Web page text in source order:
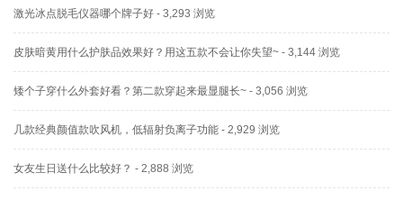
激光冰点脱毛仪器哪个牌子好 - 3,293 浏览
皮肤暗黄用什么护肤品效果好？用这五款不会让你失望~ - 3,144 浏览
矮个子穿什么外套好看？第二款穿起来最显腿长~ - 3,056 浏览
几款经典颜值款吹风机，低辐射负离子功能 - 2,929 浏览
女友生日送什么比较好？ - 2,888 浏览